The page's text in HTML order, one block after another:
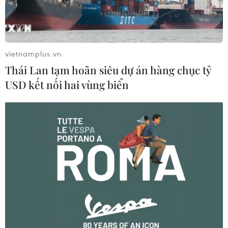
07/08/2026 09:49
07/08/2026 08:41
Cục diện ASEAN Cup: Việt
Nam quyết giành ngôi đầu,
Thái Lan vẫn có thể bị loại
07/08/2026 02:29
Lịch thi đấu ASEAN Cup
2026 ngày 7/8: Việt Nam
hướng đến ngôi đầu
07/08/2026 00:07
vietnamplus.vn
Thái Lan tạm hoãn siêu dự án hàng chục tỷ
USD kết nối hai vùng biển